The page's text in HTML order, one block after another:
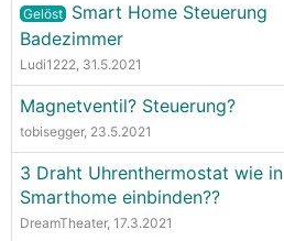
Gelöst Smart Home Steuerung
Badezimmer
Ludi1222, 31.5.2021
Magnetventil? Steuerung?
tobisegger, 23.5.2021
3 Draht Uhrenthermostat wie in
Smarthome einbinden??
DreamTheater, 17.3.2021